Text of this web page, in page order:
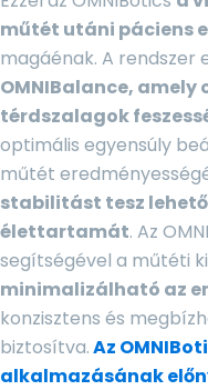
műtét utáni páciens
magáénak. A rendszer
OMNIBalance,
térdszalagok
optimális egyensúly
műtét
stabilitást tesz
élettartamát. Az
segítségével a műtéti
minimalizálható az
konzisztens és
biztosítva.Az
alkalmazásának